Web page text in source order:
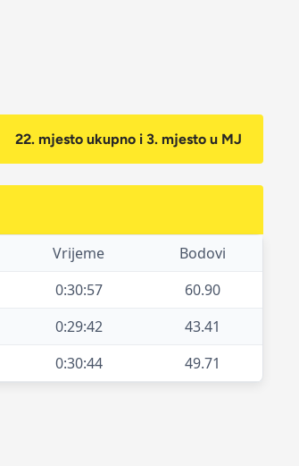
22. mjesto ukupno i 3. mjesto u MJ
Vrijeme
Bodovi
0:30:57
60.90
0:29:42
43.41
0:30:44 49.71